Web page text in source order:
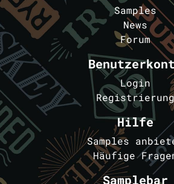
Samples
News
Forum
Login
Registrierung
Hilfe
Samples
Häufige
Samplebar